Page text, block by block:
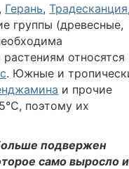
Герань, Традесканция
группы (древесные,
относятся
. Южные и
и прочие
поэтому их
подвержен
само выросло